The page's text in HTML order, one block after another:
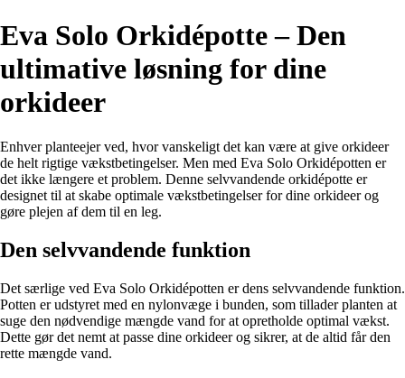
Eva Solo Orkidépotte – Den
ultimative løsning for dine
orkideer
Enhver planteejer ved, hvor vanskeligt det kan være at give orkideer
de helt rigtige vækstbetingelser. Men med Eva Solo Orkidépotten er
det ikke længere et problem. Denne selvvandende orkidépotte er
designet til at skabe optimale vækstbetingelser for dine orkideer og
gøre plejen af dem til en leg.
Den selvvandende funktion
Det særlige ved Eva Solo Orkidépotten er dens selvvandende funktion.
Potten er udstyret med en nylonvæge i bunden, som tillader planten at
suge den nødvendige mængde vand for at opretholde optimal vækst.
Dette gør det nemt at passe dine orkideer og sikrer, at de altid får den
rette mængde vand.